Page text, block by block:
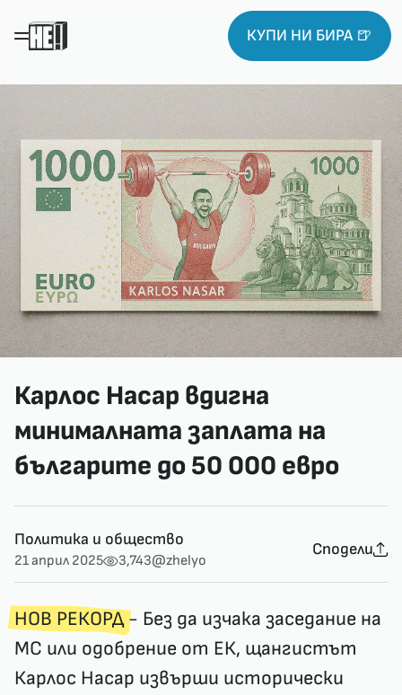
КУПИ НИ БИРА 🍺
Карлос Насар вдигна
минималната заплата на
българите до 50 000 евро
Политика и общество
21 април 2025 3,743@zhelyo
Сподели
НОВ РЕКОРД- Без да изчака заседание на
МС или одобрение от ЕК, щангистът
Карлос Насар извърши исторически